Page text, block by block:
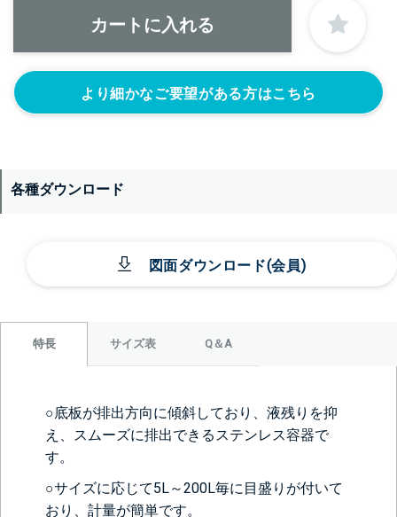
より細かなご要望がある方はこちら
各種ダウンロード
図面ダウンロード(会員)
特長 サイズ表 Q＆A
○底板が排出方向に傾斜しており、液残りを抑
え、スムーズに排出できるステンレス容器で
す。
○サイズに応じて5L～200L毎に目盛りが付いて
おり、計量が簡単です。